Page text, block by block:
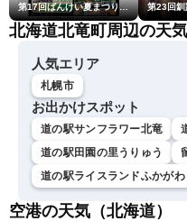
第17回ばんけい夏まつり大花火大会
北海道北竜町周辺の天
人気エリア
札幌市
お出かけスポット
道の駅サンフラワー北竜
道の駅田園の里うりゅう
道の駅ライスランドふかがわ
空港の天気（北海道）